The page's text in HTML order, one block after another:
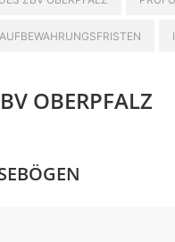
AUFBEWAHRUNGSFRISTEN
OBERPFALZ